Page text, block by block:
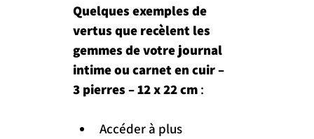
Quelques exemples de
vertus que recèlent les
gemmes de votre journal
intime ou carnet en cuir –
3 pierres – 12 x 22 cm :
Accéder à plus